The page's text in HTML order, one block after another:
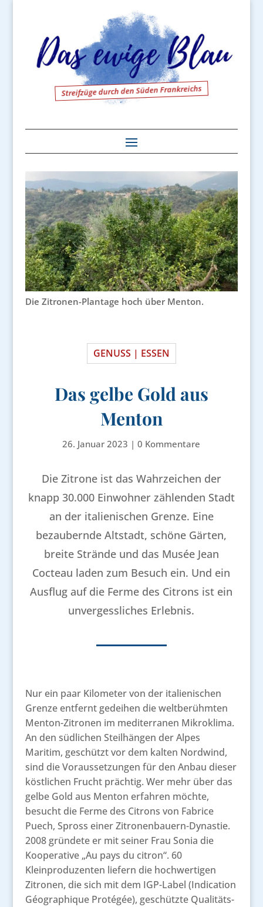
Streifzüge durch den Süden Frankreichs
Die Zitronen-Plantage hoch über Menton.
GENUSS | ESSEN
Das gelbe Gold aus
Menton
26. Januar 2023 |0 Kommentare
Die Zitrone ist das Wahrzeichen der
knapp 30.000 Einwohner zählenden Stadt
an der italienischen Grenze. Eine
bezaubernde Altstadt, schöne Gärten,
breite Strände und das Musée Jean
Cocteau laden zum Besuch ein. Und ein
Ausflug auf die Ferme des Citrons ist ein
unvergessliches Erlebnis.
Nur ein paar Kilometer von der italienischen
Grenze entfernt gedeihen die weltberühmten
Menton-Zitronen im mediterranen Mikroklima.
An den südlichen Steilhängen der Alpes
Maritim, geschützt vor dem kalten Nordwind,
sind die Voraussetzungen für den Anbau dieser
köstlichen Frucht prächtig. Wer mehr über das
gelbe Gold aus Menton erfahren möchte,
besucht die Ferme des Citrons von Fabrice
Puech, Spross einer Zitronenbauern-Dynastie.
2008 gründete er mit seiner Frau Sonia die
Kooperative „Au pays du citron“. 60
Kleinproduzenten liefern die hochwertigen
Zitronen, die sich mit dem IGP-Label (Indication
Géographique Protégée), geschützte Qualitäts-